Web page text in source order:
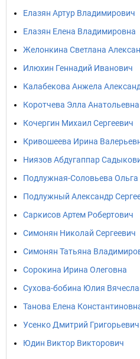
Елазян Артур Владимирович
Елазян Елена Владимировна
Желонкина Светлана
Илюхин Геннадий Иванович
Калабекова Анжела
Коротчева Элла Анатольевна
Кочергин Михаил Сергеевич
Кривошеева Ирина
Ниязов Абдугаппар
Подлужная-Соловьева Ольга
Подлужный Александр
Саркисов Артем Робертович
Симонян Николай Сергеевич
Симонян Татьяна
Сорокина Ирина Олеговна
Сухова-бобина Юлия
Танова Елена
Усенко Дмитрий Григорьевич
Юдин Виктор Викторович